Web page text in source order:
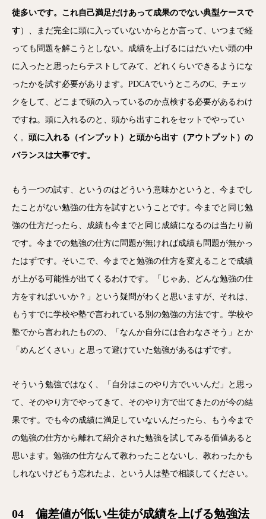
徒多いです。これ自己満足だけあって成果のでない典型ケースで
す）、まだ完全に頭に入っていないからとか言って、いつまで経
っても問題を解こうとしない。成績を上げるにはだいたい頭の中
に入ったと思ったらテストしてみて、どれくらいできるようにな
ったかを試す必要があります。PDCAでいうところのC、チェッ
クをして、どこまで頭の入っているのか点検する必要があるわけ
ですね。頭に入れるのと、頭から出すこれをセットでやってい
く。 頭に入れる（インプット）と頭から出す（アウトプット）の
バランスは大事です。
もう一つの試す、というのはどういう意味かというと、今までし
たことがない勉強の仕方を試すということです。今までと同じ勉
強の仕方だったら、成績も今までと同じ成績になるのは当たり前
です。今までの勉強の仕方に問題が無ければ成績も問題が無かっ
たはずです。そいこで、今までと勉強の仕方を変えることで成績
が上がる可能性が出てくるわけです。「じゃあ、どんな勉強の仕
方をすればいいか？」という疑問がわくと思いますが、それは、
もうすでに学校や塾で言われている別の勉強の方法です。学校や
塾でから言われたものの、「なんか自分には合わなさそう」とか
「めんどくさい」と思って避けていた勉強があるはずです。
そういう勉強ではなく、「自分はこのやり方でいいんだ」と思っ
て、そのやり方でやってきて、そのやり方で出てきたのが今の結
果です。でも今の成績に満足していないんだったら、もう今まで
の勉強の仕方から離れて紹介された勉強を試してみる価値あると
思います。勉強の仕方なんて教わったことないし、教わったかも
しれないけどもう忘れたよ、という人は塾で相談してください。
04 偏差値が低い生徒が成績を上げる勉強法